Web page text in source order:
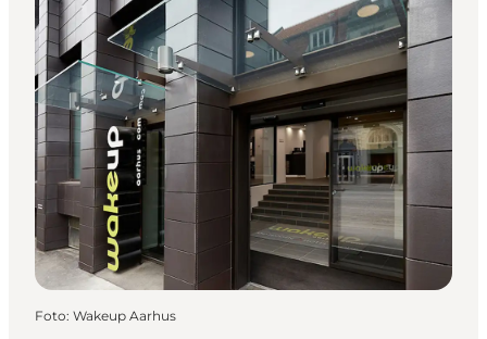
Foto: Wakeup Aarhus